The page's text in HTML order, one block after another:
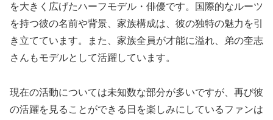
を大きく広げたハーフモデル・俳優です。国際的なルーツ
を持つ彼の名前や背景、家族構成は、彼の独特の魅力を引
き立てています。また、家族全員が才能に溢れ、弟の奎志
さんもモデルとして活躍しています。
現在の活動については未知数な部分が多いですが、再び彼
の活躍を見ることができる日を楽しみにしているファンは